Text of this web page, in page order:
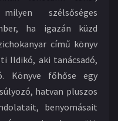
szélsőséges
ha igazán küzd
című könyv
Ildikó, aki tanácsadó,
Könyve főhőse egy
hatvan pluszos
benyomásait